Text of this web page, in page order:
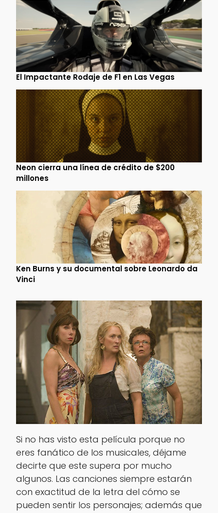
El Impactante Rodaje de F1 en Las Vegas
Neon cierra una línea de crédito de $200
millones
Ken Burns y su documental sobre Leonardo da
Vinci
Si no has visto esta película porque no
eres fanático de los musicales, déjame
decirte que este supera por mucho
algunos. Las canciones siempre estarán
con exactitud de la letra del cómo se
pueden sentir los personajes; además que